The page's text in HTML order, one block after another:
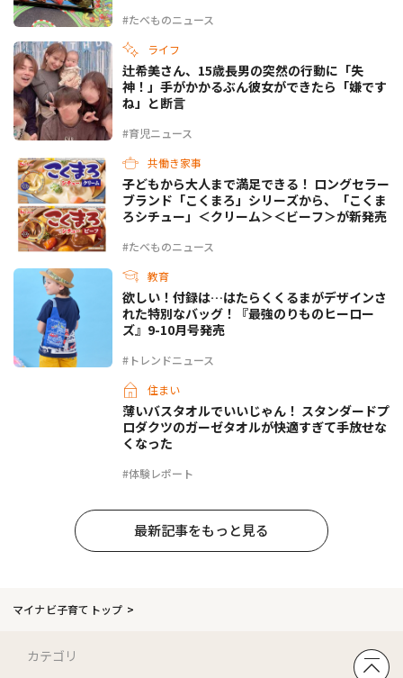
#たべものニュース
ライフ
#育児ニュース
辻希美さん、15歳長男の突然の行動に「失
神！」手がかかるぶん彼女ができたら「嫌です
ね」と断言
共働き家事
#たべものニュース
子どもから大人まで満足できる！ ロングセラー
ブランド「こくまろ」シリーズから、「こくま
ろシチュー」＜クリーム＞＜ビーフ＞が新発売
教育
#トレンドニュース
欲しい！付録は…はたらくくるまがデザインさ
れた特別なバッグ！『最強のりものヒーロー
ズ』9-10月号発売
住まい
#体験レポート
薄いバスタオルでいいじゃん！ スタンダードプ
ロダクツのガーゼタオルが快適すぎて手放せな
くなった
最新記事をもっと見る
マイナビ子育てトップ
カテゴリ